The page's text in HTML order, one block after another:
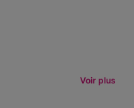
Voir plus